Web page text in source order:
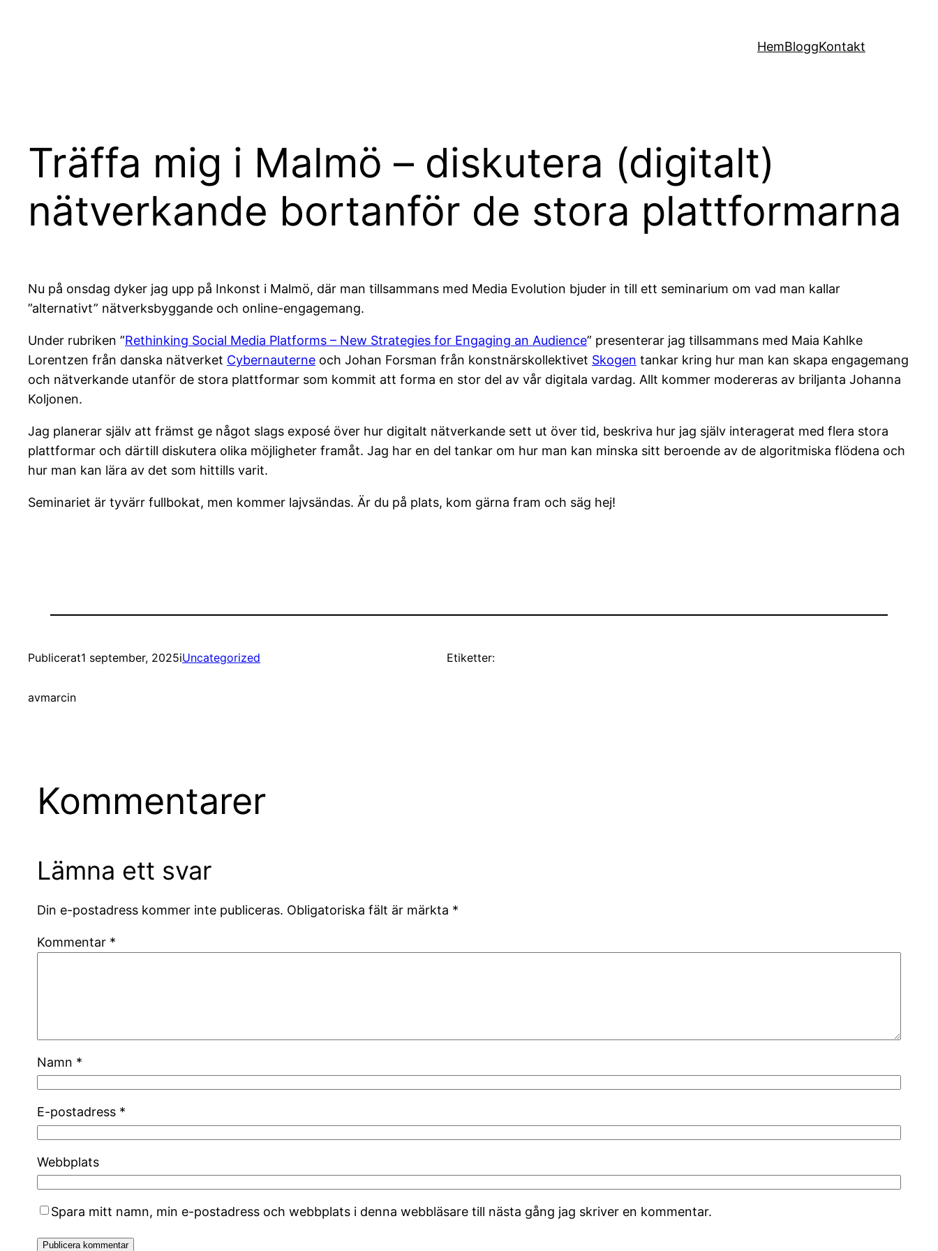
HemBloggKontakt
Träffa mig i Malmö – diskutera (digitalt)
nätverkande bortanför de stora plattformarna
Nu på onsdag dyker jag upp på Inkonst i Malmö, där man tillsammans med Media Evolution bjuder in till ett seminarium om vad man kallar
”alternativt” nätverksbyggande och online-engagemang.
Under rubriken ”Rethinking Social Media Platforms – New Strategies for Engaging an Audience” presenterar jag tillsammans med Maia Kahlke
Lorentzen från danska nätverket Cybernauterne och Johan Forsman från konstnärskollektivet Skogen tankar kring hur man kan skapa engagemang
och nätverkande utanför de stora plattformar som kommit att forma en stor del av vår digitala vardag. Allt kommer modereras av briljanta Johanna
Koljonen.
Jag planerar själv att främst ge något slags exposé över hur digitalt nätverkande sett ut över tid, beskriva hur jag själv interagerat med flera stora
plattformar och därtill diskutera olika möjligheter framåt. Jag har en del tankar om hur man kan minska sitt beroende av de algoritmiska flödena och
hur man kan lära av det som hittills varit.
Seminariet är tyvärr fullbokat, men kommer lajvsändas. Är du på plats, kom gärna fram och säg hej!
Publicerat1 september, 2025iUncategorized
avmarcin
Etiketter:
Kommentarer
Lämna ett svar
Din e-postadress kommer inte publiceras. Obligatoriska fält är märkta *
Kommentar *
Namn *
E-postadress *
Webbplats
Spara mitt namn, min e-postadress och webbplats i denna webbläsare till nästa gång jag skriver en kommentar.